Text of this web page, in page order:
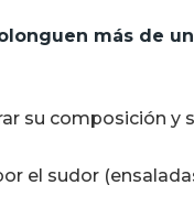
más de
su composición y
el sudor